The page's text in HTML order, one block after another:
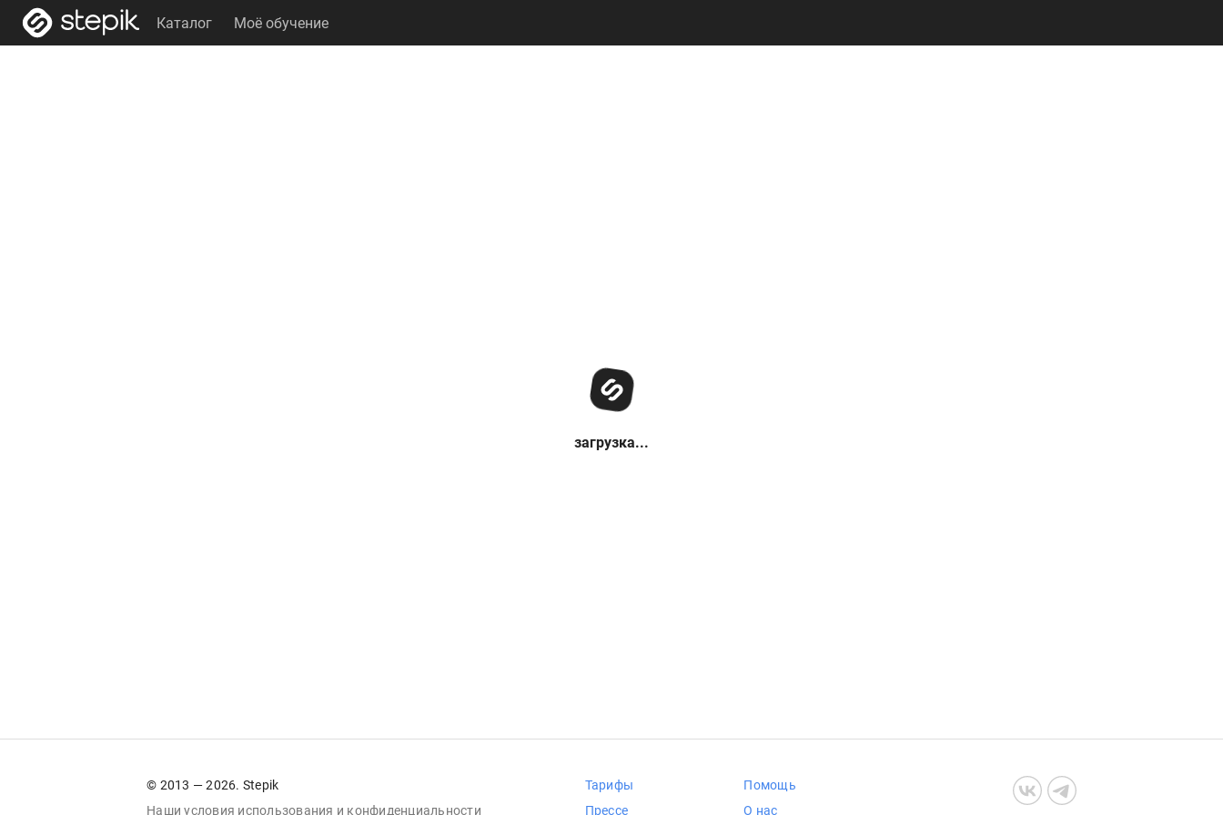
Каталог Моё обучение
загрузка...
© 2013 — 2026. Stepik
Наши условия использования и конфиденциальности
Тарифы
Прессе
Помощь
О нас